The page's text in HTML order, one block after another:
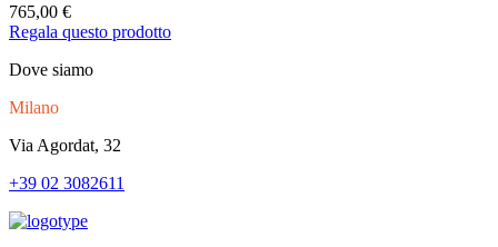
765,00 €
Regala questo prodotto
Dove siamo
Milano
Via Agordat, 32
+39 02 3082611